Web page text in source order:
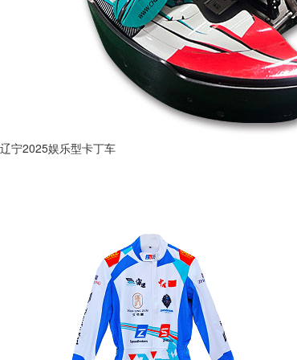
辽宁2025娱乐型卡丁车